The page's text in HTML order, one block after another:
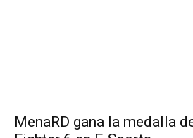
MenaRD gana la medalla